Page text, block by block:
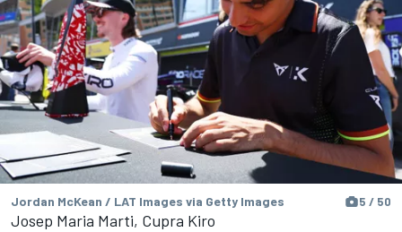
Jordan McKean / LAT Images via Getty Images 5 / 50
Josep Maria Marti, Cupra Kiro